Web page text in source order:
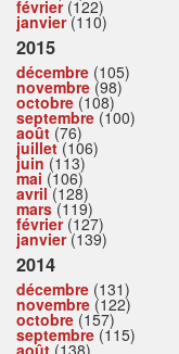
février(122)
janvier(110)
2015
décembre (105)
novembre (98)
octobre (108)
septembre (100)
août (76)
juillet(106)
juin (113)
mai (106)
avril(128)
mars(119)
février(127)
janvier(139)
2014
décembre (131)
novembre (122)
octobre (157)
septembre (115)
août (138)